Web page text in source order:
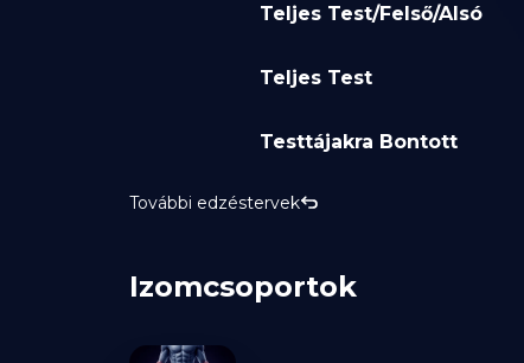
Teljes Test/Felső/Alsó
Teljes Test
Testtájakra Bontott
További edzéstervek
Izomcsoportok